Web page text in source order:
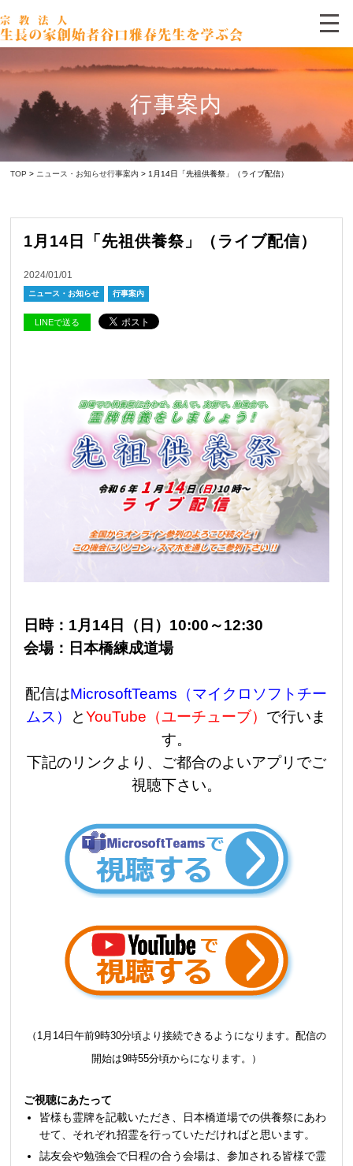
行事案内
TOP > ニュース・お知らせ行事案内 > 1月14日「先祖供養祭」（ライブ配信）
1月14日「先祖供養祭」（ライブ配信）
2024/01/01
ニュース・お知らせ 行事案内
LINEで送る
日時：1月14日（日）10:00～12:30
会場：日本橋練成道場
配信はMicrosoftTeams（マイクロソフトチー
ムス）
とYouTube（ユーチューブ） で行いま
す。
下記のリンクより、ご都合のよいアプリでご
視聴下さい。
（1月14日午前9時30分頃より接続できるようになります。配信の
開始は9時55分頃からになります。）
ご視聴にあたって
皆様も霊牌を記載いただき、日本橋道場での供養祭にあわ
せて、それぞれ招霊を行っていただければと思います。
誌友会や勉強会で日程の合う会場は、参加される皆様で霊